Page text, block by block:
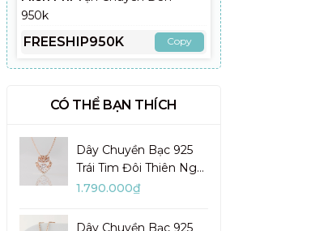
950k
FREESHIP950K Copy
CÓ THỂ BẠN THÍCH
Dây Chuyền Bạc 925
Trái Tim Đôi Thiên Nga
Đá Nhảy Pretty Swan -
1.790.000₫
Dây Chuyền Bạc 925